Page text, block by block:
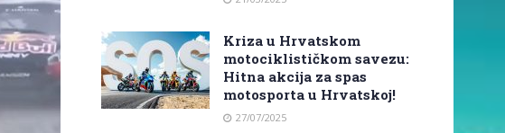
Kriza u Hrvatskom
motociklističkom savezu:
Hitna akcija za spas
motosporta u Hrvatskoj!
27/07/2025